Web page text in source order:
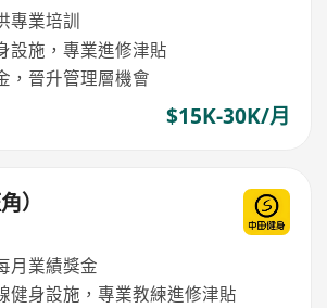
專業培訓
設施，專業進修津貼
，晉升管理層機會
$15K-30K/月
）
月業績獎金
健身設施，專業教練進修津貼